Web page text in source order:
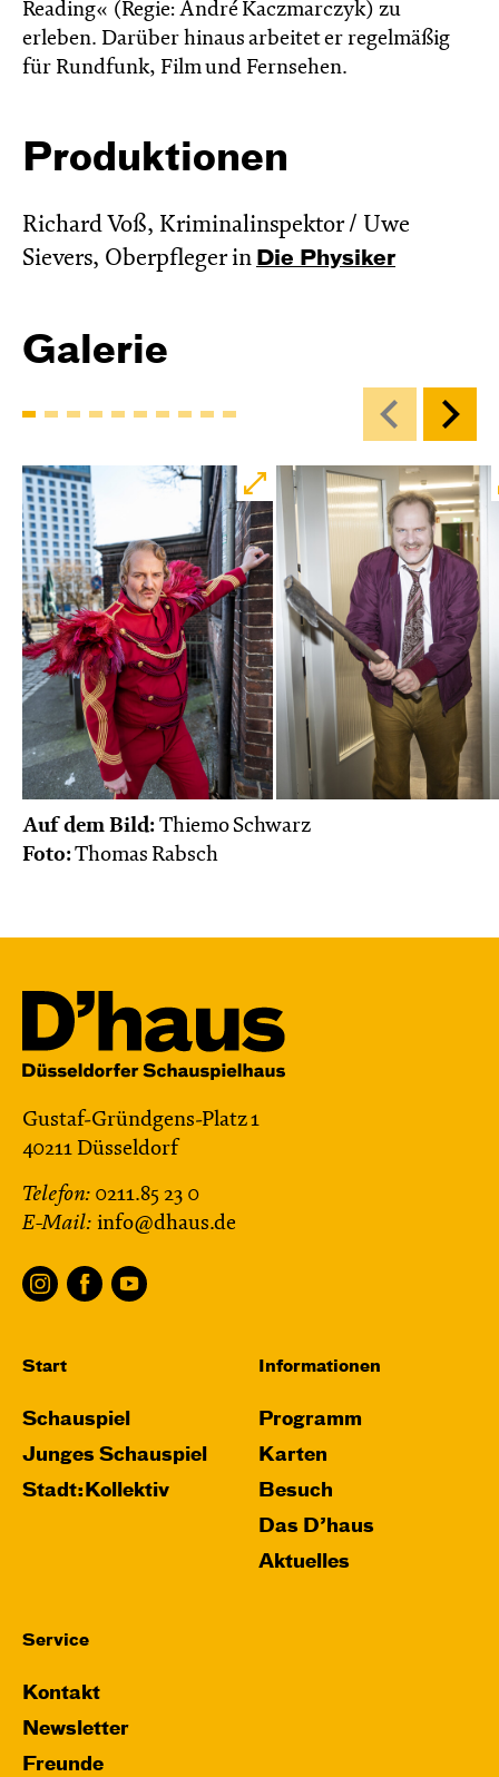
Reading« (Regie: André Kacz­marc­zyk) zu
erleben. Darüber hinaus arbeitet er regelmäßig
für Rundfunk, Film und Fernsehen.
Produktionen
Richard Voß, Kriminalinspektor / Uwe
Sievers, Oberpfleger in Die Physiker
Galerie
Auf dem Bild: Thiemo Schwarz
Foto:Thomas Rabsch
Gustaf-Gründgens-Platz 1
40211 Düsseldorf
Telefon: 0211.85 23 0
E-Mail: info@dhaus.de
Start
Schauspiel
Junges Schauspiel
Stadt:Kollektiv
Informationen
Programm
Karten
Besuch
Das D’haus
Aktuelles
Service
Kontakt
Newsletter
Freunde